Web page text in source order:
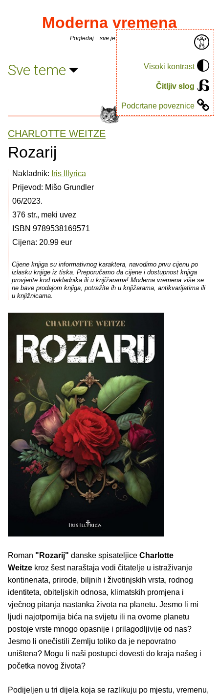
Visoki kontrast
Čitljiv slog
Podcrtane poveznice
Moderna vremena
Pogledaj... sve je puno knjiga.
Sve teme
CHARLOTTE WEITZE
Rozarij
Nakladnik: Iris Illyrica
Prijevod: Mišo Grundler
06/2023.
376 str., meki uvez
ISBN 9789538169571
Cijena: 20.99 eur
Cijene knjiga su informativnog karaktera, navodimo prvu cijenu po
izlasku knjige iz tiska. Preporučamo da cijene i dostupnost knjiga
provjerite kod nakladnika ili u knjižarama! Moderna vremena više se
ne bave prodajom knjiga, potražite ih u knjižarama, antikvarijatima ili
u knjižnicama.
Roman "Rozarij" danske spisateljice Charlotte
Weitze kroz šest naraštaja vodi čitatelje u istraživanje
kontinenata, prirode, biljnih i životinjskih vrsta, rodnog
identiteta, obiteljskih odnosa, klimatskih promjena i
vječnog pitanja nastanka života na planetu. Jesmo li mi
ljudi najotpornija bića na svijetu ili na ovome planetu
postoje vrste mnogo opasnije i prilagodljivije od nas?
Jesmo li onečistili Zemlju toliko da je nepovratno
uništena? Mogu li naši postupci dovesti do kraja našeg i
početka novog života?
Podijeljen u tri dijela koja se razlikuju po mjestu, vremenu,